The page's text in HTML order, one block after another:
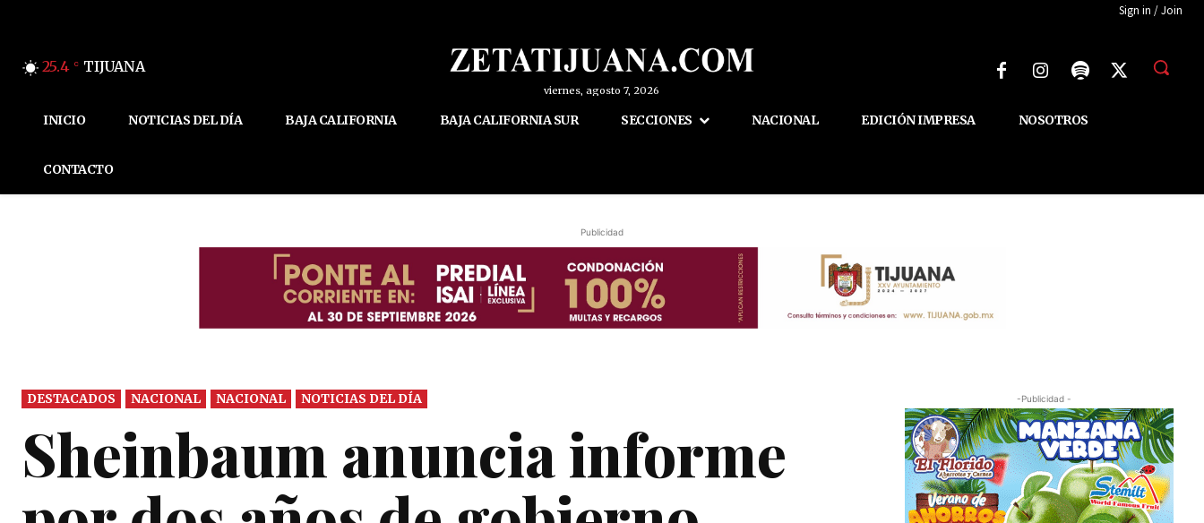
Sign in / Join
25.4 C TIJUANA
viernes, agosto 7, 2026
INICIO NOTICIAS DEL DÍA BAJA CALIFORNIA BAJA CALIFORNIA SUR SECCIONES NACIONAL EDICIÓN IMPRESA NOSOTROS
CONTACTO
Publicidad
DESTACADOS NACIONAL NACIONAL NOTICIAS DEL DÍA
Sheinbaum anuncia informe
-Publicidad -